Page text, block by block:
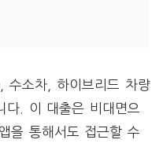
수소차, 하이브리드 차량
다. 이 대출은 비대면으
을 통해서도 접근할 수